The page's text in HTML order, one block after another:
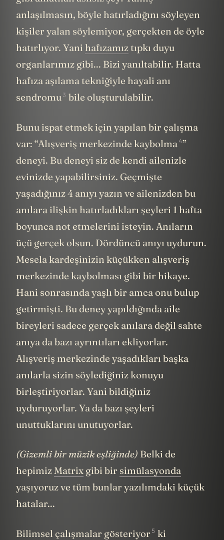
anlaşılmasın, böyle hatırladığını söyleyen
kişiler yalan söylemiyor, gerçekten de öyle
hatırlıyor. Yani hafızamıztıpkı duyu
organlarımız gibi... Bizi yanıltabilir. Hatta
hafıza aşılama tekniğiyle hayali anı
sendromu3 bile oluşturulabilir.
Bunu ispat etmek için yapılan bir çalışma
var: “Alışveriş merkezinde kaybolma 4”
deneyi. Bu deneyi siz de kendi ailenizle
evinizde yapabilirsiniz. Geçmişte
yaşadığınız 4 anıyı yazın ve ailenizden bu
anılara ilişkin hatırladıkları şeyleri 1 hafta
boyunca not etmelerini isteyin. Anıların
üçü gerçek olsun. Dördüncü anıyı uydurun.
Mesela kardeşinizin küçükken alışveriş
merkezinde kaybolması gibi bir hikaye.
Hani sonrasında yaşlı bir amca onu bulup
getirmişti. Bu deney yapıldığında aile
bireyleri sadece gerçek anılara değil sahte
anıya da bazı ayrıntıları ekliyorlar.
Alışveriş merkezinde yaşadıkları başka
anılarla sizin söylediğiniz konuyu
birleştiriyorlar. Yani bildiğiniz
uyduruyorlar. Ya da bazı şeyleri
unuttuklarını unutuyorlar.
(Gizemli bir müzik eşliğinde) Belki de
hepimizMatrix gibi bir simülasyonda
yaşıyoruz ve tüm bunlar yazılımdaki küçük
hatalar...
Bilimsel çalışmalar gösteriyor5 ki